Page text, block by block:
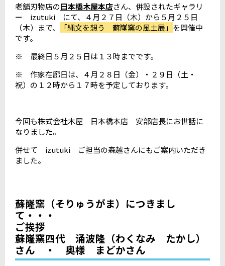
老舗刃物店の日本橋木屋本店さん、併設されたギャラリ
ー izutuki にて、４月２７日（木）から５月２５日
（木）まで、
「縄文を想う 蘇嶐窯の風土展」 を開催中
です。
※ 最終日５月２５日は１３時までです。
※ 作家在廊日は、４月２８日（金）・２９日（土・
祝）の１２時から１７時を予定しております。
今回も株式会社木屋 日本橋本店 安部店長にお世話に
なりました。
併せて izutuki ご担当の森越さんにもご案内いただき
ました。
蘇嶐窯（そりゅうがま）につきまし
て・・・
ご挨拶
蘇嶐窯四代 涌波隆（わくなみ たかし）
さん ・ 奥様 まどかさん